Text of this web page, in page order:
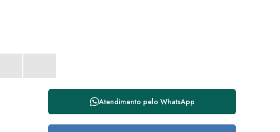
Atendimento pelo WhatsApp